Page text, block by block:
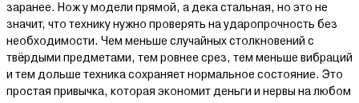
заранее. Нож у модели прямой, а дека стальная, но это не
значит, что технику нужно проверять на ударопрочность без
необходимости. Чем меньше случайных столкновений с
твёрдыми предметами, тем ровнее срез, тем меньше вибраций
и тем дольше техника сохраняет нормальное состояние. Это
простая привычка, которая экономит деньги и нервы на любом